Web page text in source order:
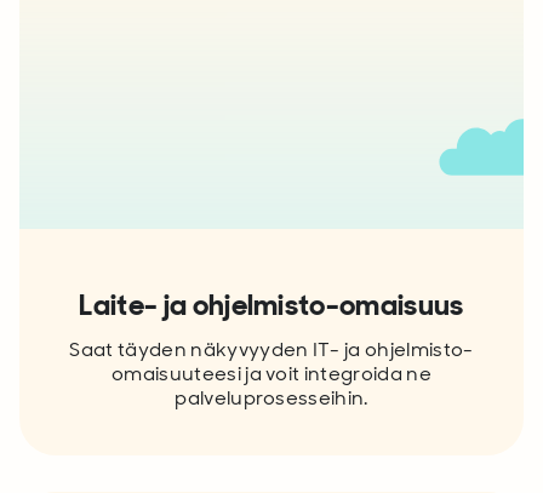
Laite- ja ohjelmisto-omaisuus
Saat täyden näkyvyyden IT- ja ohjelmisto-
omaisuuteesi ja voit integroida ne
palveluprosesseihin.